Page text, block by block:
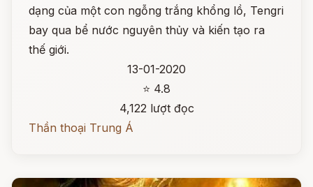
dạng của một con ngỗng trắng khổng lồ, Tengri
bay qua bể nước nguyên thủy và kiến tạo ra
thế giới.
13-01-2020
⭐ 4.8
4,122 lượt đọc
Thần thoại Trung Á